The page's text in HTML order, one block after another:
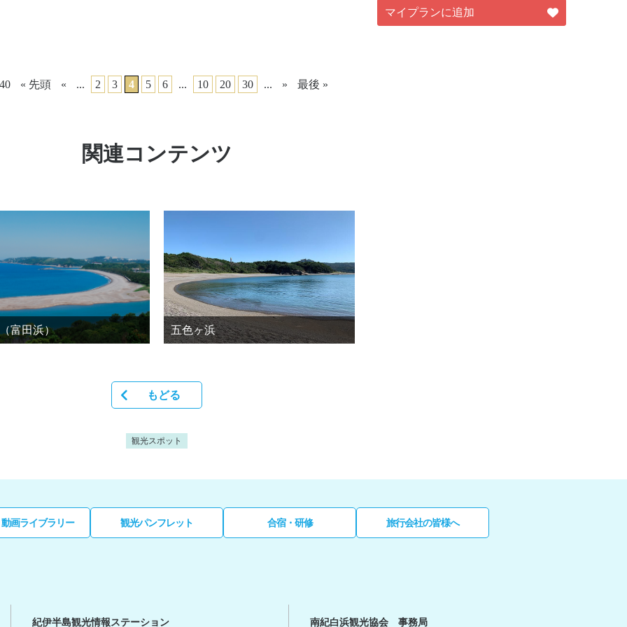
マイプランに追加
« 先頭 « ... 2 3 4 5 6 ... 10 20 30 ... » 最後 »
関連コンテンツ
富田浜） 五色ヶ浜
もどる
観光スポット
画ライブラリー 観光パンフレット 合宿・研修 旅行会社の皆様へ
紀伊半島観光情報ステーション 南紀白浜観光協会 事務局